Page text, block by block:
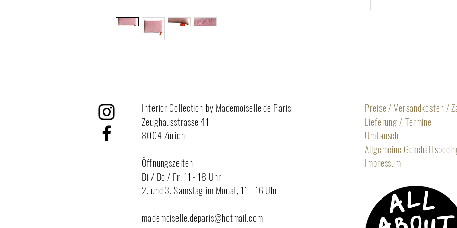
Interior Collection by Mademoiselle de Paris
Zeughausstrasse 41
8004 Zürich
Öffnungszeiten
Di / Do / Fr, 11 - 18 Uhr
2. und 3. Samstag im Monat, 11 - 16 Uhr
mademoiselle.deparis@hotmail.com
Preise / Versandkosten /
Lieferung / Termine
Umtausch
Allgemeine
Impressum